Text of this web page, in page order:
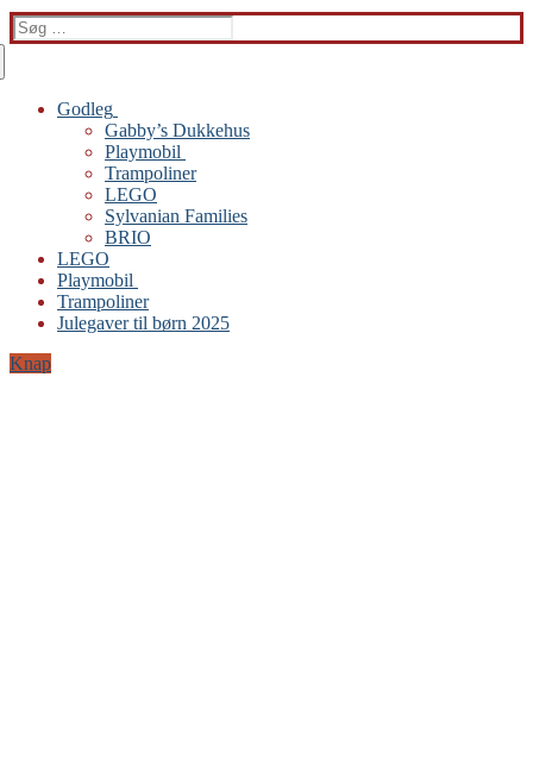
Søg
efter:
Godleg
Gabby’s Dukkehus
Playmobil
Trampoliner
LEGO
Sylvanian Families
BRIO
LEGO
Playmobil
Trampoliner
Julegaver til børn 2025
Knap